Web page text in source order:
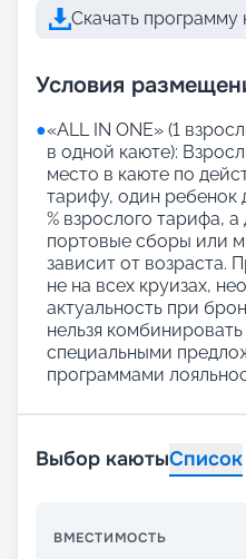
Скачать программу
Условия
●«АLL IN ONE» (1
в одной каюте):
место в каюте по
тарифу, один ребенок
% взрослого тарифа,
портовые сборы или
зависит от возраста.
не на всех круизах,
актуальность при
нельзя
специальными
программами
Выбор каютыСписок
ВМЕСТИМОСТЬ